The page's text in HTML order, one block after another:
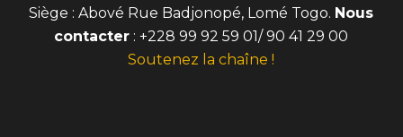
Siège : Abové Rue Badjonopé, Lomé Togo. Nous
contacter : +228 99 92 59 01/ 90 41 29 00
Soutenez la chaîne !